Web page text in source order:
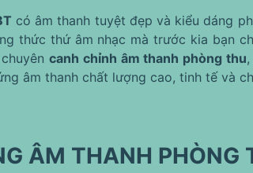
có âm thanh tuyệt đẹp và kiểu dáng
thức thứ âm nhạc mà trước kia bạn
canh chỉnh âm thanh phòng thu,
âm thanh chất lượng cao, tinh tế và
ÂM THANH PHÒNG